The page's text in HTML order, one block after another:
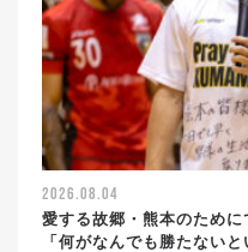
2026.08.04
愛する故郷・熊本のため
「何がなんでも勝たない